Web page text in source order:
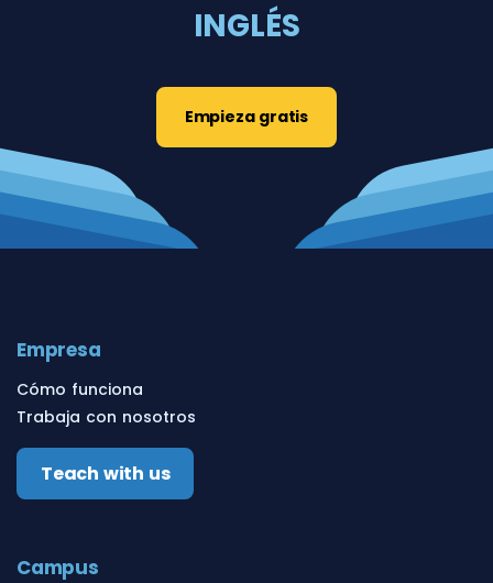
INGLÉS
Empieza gratis
Empresa
Cómo funciona
Trabaja con nosotros
Teach with us
Campus